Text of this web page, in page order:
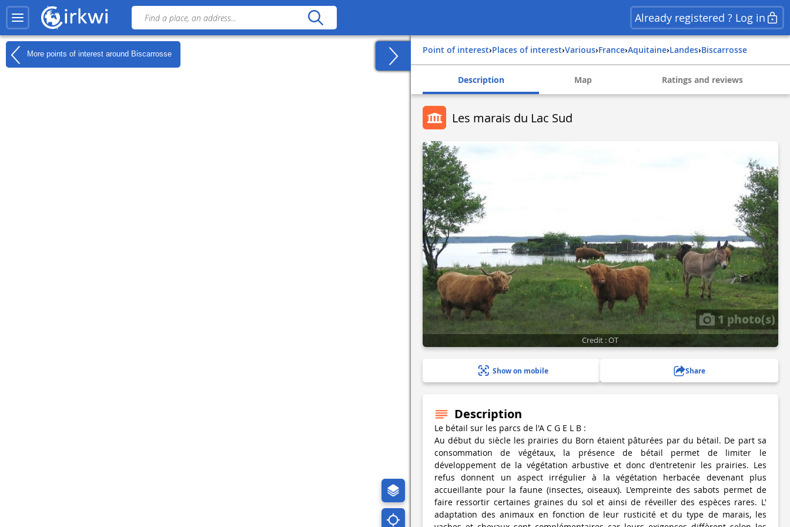
Already registered ? Log in
More points of interest around Biscarrosse Point of interest› Places of interest› Various› france› aquitaine› landes› biscarrosse
Description Map Ratings and reviews
Les marais du Lac Sud
1 photo(s)
Credit : OT
Show on mobile Share
Description
Le bétail sur les parcs de l'A C G E L B :
Au début du siècle les prairies du Born étaient pâturées par du bétail. De part sa
consommation de végétaux, la présence de bétail permet de limiter le
développement de la végétation arbustive et donc d'entretenir les prairies. Les
refus donnent un aspect irrégulier à la végétation herbacée devenant plus
accueillante pour la faune (insectes, oiseaux). L'empreinte des sabots permet de
faire ressortir certaines graines du sol et ainsi de réveiller des espèces rares. L'
adaptation des animaux en fonction de leur rusticité et du type de marais, les